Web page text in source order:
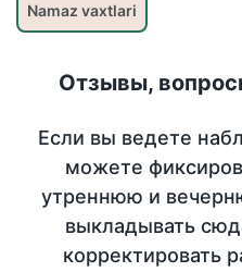
Namaz vaxtlari
Отзывы,
Если вы ведете
можете
утреннюю и
выкладывать
корректировать